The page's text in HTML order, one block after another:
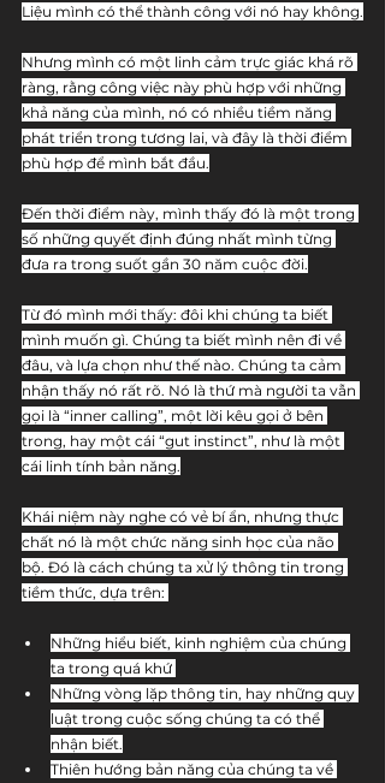
Liệu mình có thể thành công với nó hay không.
Nhưng mình có một linh cảm trực giác khá rõ
ràng, rằng công việc này phù hợp với những
khả năng của mình, nó có nhiều tiềm năng
phát triển trong tương lai, và đây là thời điểm
phù hợp để mình bắt đầu.
Đến thời điểm này, mình thấy đó là một trong
số những quyết định đúng nhất mình từng
đưa ra trong suốt gần 30 năm cuộc đời.
Từ đó mình mới thấy: đôi khi chúng ta biết
mình muốn gì. Chúng ta biết mình nên đi về
đâu, và lựa chọn như thế nào. Chúng ta cảm
nhận thấy nó rất rõ. Nó là thứ mà người ta vẫn
gọi là “inner calling”, một lời kêu gọi ở bên
trong, hay một cái “gut instinct”, như là một
cái linh tính bản năng.
Khái niệm này nghe có vẻ bí ẩn, nhưng thực
chất nó là một chức năng sinh học của não
bộ. Đó là cách chúng ta xử lý thông tin trong
tiềm thức, dựa trên:
Những hiểu biết, kinh nghiệm của chúng
ta trong quá khứ
Những vòng lặp thông tin, hay những quy
luật trong cuộc sống chúng ta có thể
nhận biết.
Thiên hướng bản năng của chúng ta về